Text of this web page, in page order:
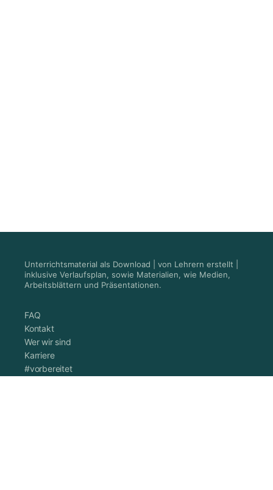
Unterrichtsmaterial als Download | von Lehrern erstellt |
inklusive Verlaufsplan, sowie Materialien, wie Medien,
Arbeitsblättern und Präsentationen.
FAQ
Kontakt
Wer wir sind
Karriere
#vorbereitet